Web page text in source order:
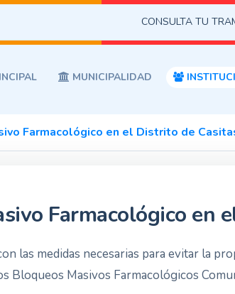
CONSULTA TU
MUNICIPALIDAD
Farmacológico en el Distrito de
Farmacológico en
las medidas necesarias para evitar la
Masivos Farmacológicos